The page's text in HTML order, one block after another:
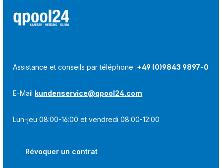
Assistance et conseils par téléphone :+49 (0)9843 9897-0
E-Mail kundenservice@qpool24.com
Lun-jeu 08:00-16:00 et vendredi 08:00-12:00
Révoquer un contrat